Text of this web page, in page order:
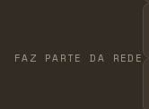
FAZ PARTE DA REDE